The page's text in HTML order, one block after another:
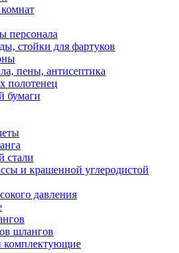
персонала
стойки для фартуков
пены, антисептика
полотенец
бумаги
стали
и крашенной углеродистой
давления
шлангов